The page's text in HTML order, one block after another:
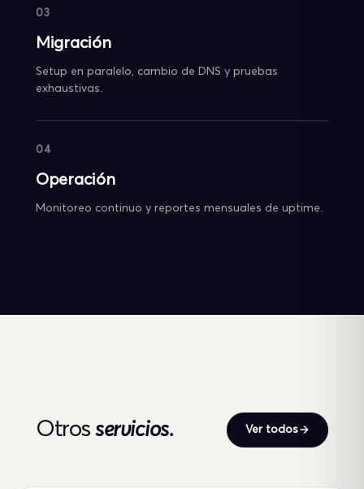
03
Migración
Setup en paralelo, cambio de DNS y pruebas
exhaustivas.
04
Operación
Monitoreo continuo y reportes mensuales de uptime.
Otros servicios. Ver todos